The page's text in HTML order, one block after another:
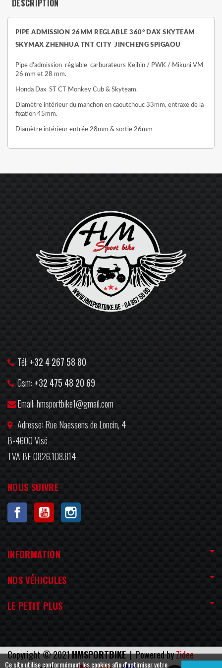
DESCRIPTION
PIPE ADMISSION 26MM REGLABLE 360° DAX SKYTEAM
SKYMAX ZHENHUA TNT CITY JINCHENG SPIGAOU
Pipe d'admission réglable carburateurs Keihin / PWK / Mikuni VM
26 mm et 28 mm.
Honda Dax ST CT Monkey Cub & Skyteam.
Diamètre intérieur du manchon en caoutchouc 33mm, entraxe de la
fixation 45mm.
Diamètre intérieur entrée 28mm & sortie 26mm
Tél:+32 4 267 58 80
Gsm: +32 475 48 20 69
Email: hmsportbike1@gmail.com
Adresse: Rue Naessens de Loncin, 4
B-4600 Visé
TVA BE 0826.108.814
NOUS SUIVRE
Facebook
YouTube
INFORMATION
NOS VÉHICULES
LE PETIT PLUS
Copyright © 2021HMSPORTBIKE| Powered byZidee
Ce site utilise conformément les cookies afin d'optimiser votre